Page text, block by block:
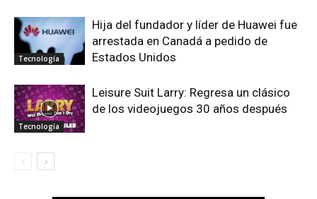
Tecnología
Hija del fundador y líder de Huawei fue
arrestada en Canadá a pedido de
Estados Unidos
Tecnología
Leisure Suit Larry: Regresa un clásico
de los videojuegos 30 años después